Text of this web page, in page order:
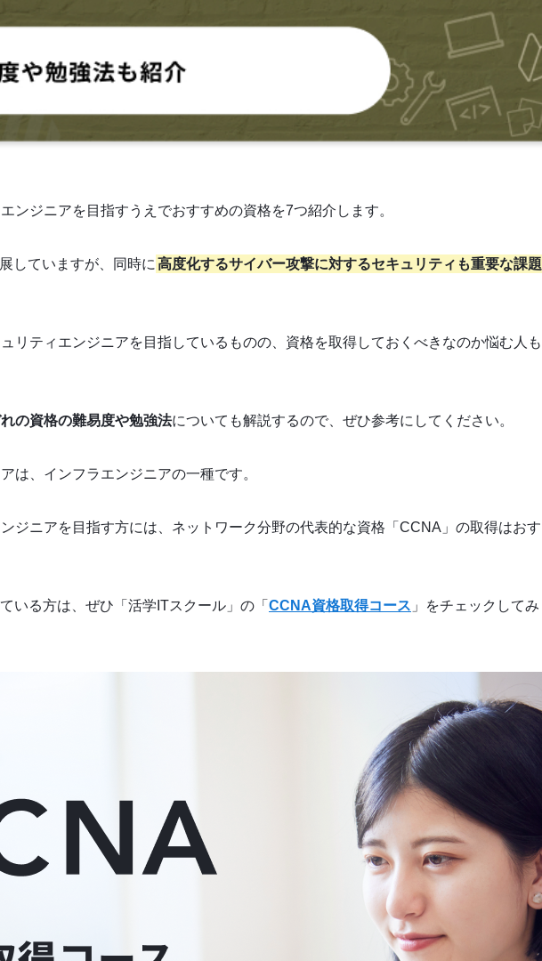
ンジニアを目指すうえでおすすめの資格を7つ紹介します。
していますが、同時に高度化するサイバー攻撃に対するセキュリティも重要な課題
リティエンジニアを目指しているものの、資格を取得しておくべきなのか悩む人も
の資格の難易度や勉強法についても解説するので、ぜひ参考にしてください。
は、インフラエンジニアの一種です。
ジニアを目指す方には、ネットワーク分野の代表的な資格「CCNA」の取得はおす
いる方は、ぜひ「活学ITスクール」の「 CCNA資格取得コース 」をチェックしてみ